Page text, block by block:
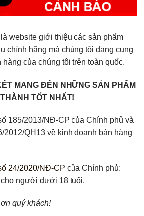
là website giới thiệu các sản phẩm
chính hãng mà chúng tôi đang cung
hàng của chúng tôi trên toàn quốc.
MANG ĐẾN NHỮNG SẢN PHẨM
TỐT NHẤT!
185/2013/NĐ-CP của Chính phủ và
2012/QH13 về kinh doanh bán hàng
24/2020/NĐ-CP của Chính phủ:
người dưới 18 tuổi.
quý khách!